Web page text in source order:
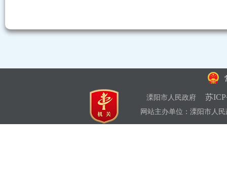
溧阳市人民政府 苏
网站主办单位：溧阳市人